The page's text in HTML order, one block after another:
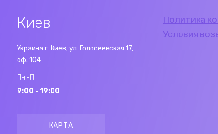
Киев
Украина г. Киев, ул. Голосеевская 17,
оф. 104
Пн.-Пт.
9:00 - 19:00
КАРТА
Политика
Условия